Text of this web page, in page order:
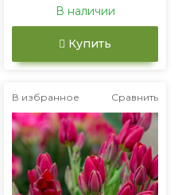
В наличии
Купить
В избранное Сравнить